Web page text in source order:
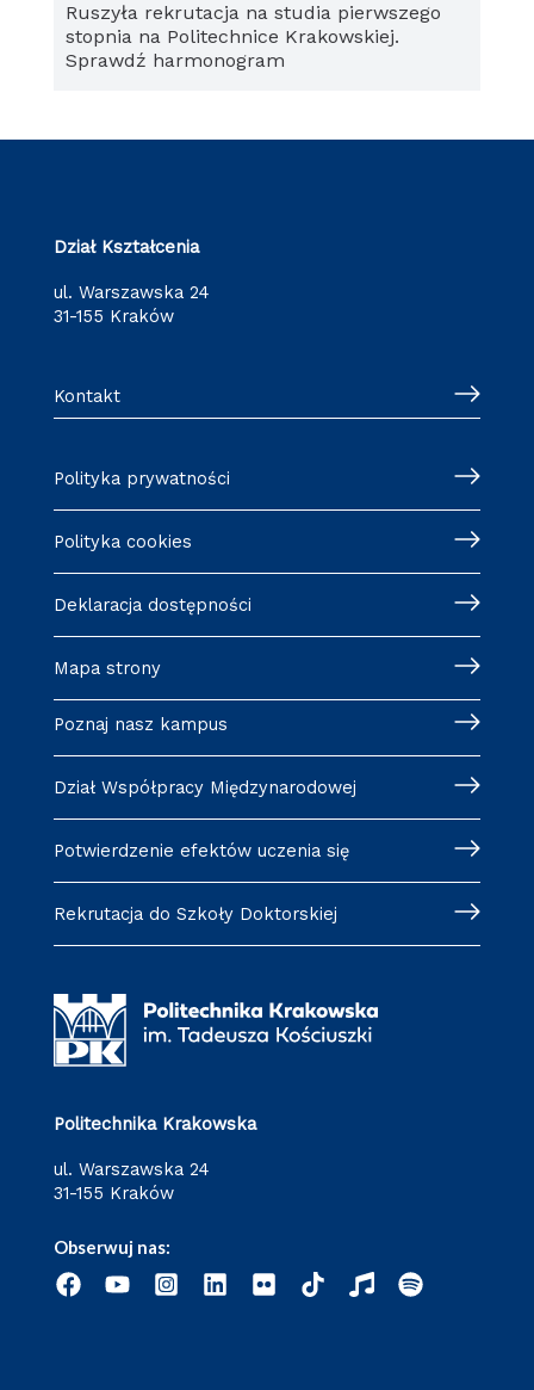
Ruszyła rekrutacja na studia pierwszego
stopnia na Politechnice Krakowskiej.
Sprawdź harmonogram
Dział Kształcenia
ul. Warszawska 24
31-155 Kraków
Kontakt
Polityka prywatności
Polityka cookies
Deklaracja dostępności
Mapa strony
Poznaj nasz kampus
Dział Współpracy Międzynarodowej
Potwierdzenie efektów uczenia się
Rekrutacja do Szkoły Doktorskiej
Politechnika Krakowska
ul. Warszawska 24
31-155 Kraków
Obserwuj nas: